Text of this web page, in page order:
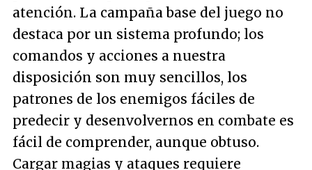
atención. La campaña base del juego no
destaca por un sistema profundo; los
comandos y acciones a nuestra
disposición son muy sencillos, los
patrones de los enemigos fáciles de
predecir y desenvolvernos en combate es
fácil de comprender, aunque obtuso.
Cargar magias y ataques requiere